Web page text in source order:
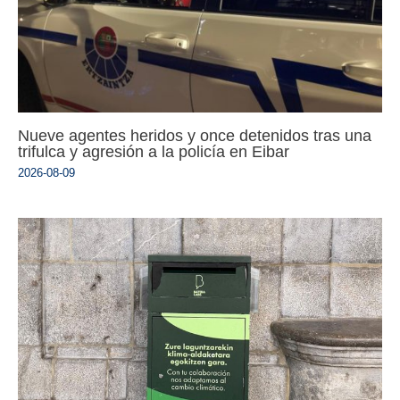
Nueve agentes heridos y once detenidos tras una
trifulca y agresión a la policía en Eibar
2026-08-09